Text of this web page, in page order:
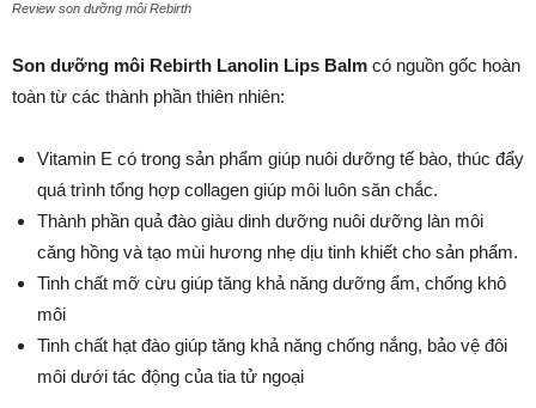
Review son dưỡng môi Rebirth
Son dưỡng môi Rebirth Lanolin Lips Balm có nguồn gốc hoàn
toàn từ các thành phần thiên nhiên:
Vitamin E có trong sản phẩm giúp nuôi dưỡng tế bào, thúc đẩy
quá trình tổng hợp collagen giúp môi luôn săn chắc.
Thành phần quả đào giàu dinh dưỡng nuôi dưỡng làn môi
căng hồng và tạo mùi hương nhẹ dịu tinh khiết cho sản phẩm.
Tinh chất mỡ cừu giúp tăng khả năng dưỡng ẩm, chống khô
môi
Tinh chất hạt đào giúp tăng khả năng chống nắng, bảo vệ đôi
môi dưới tác động của tia tử ngoại